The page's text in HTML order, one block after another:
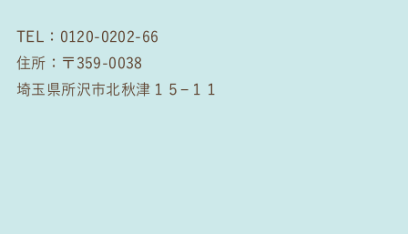
TEL：0120-0202-66
住所：〒359-0038
埼玉県所沢市北秋津１５−１１